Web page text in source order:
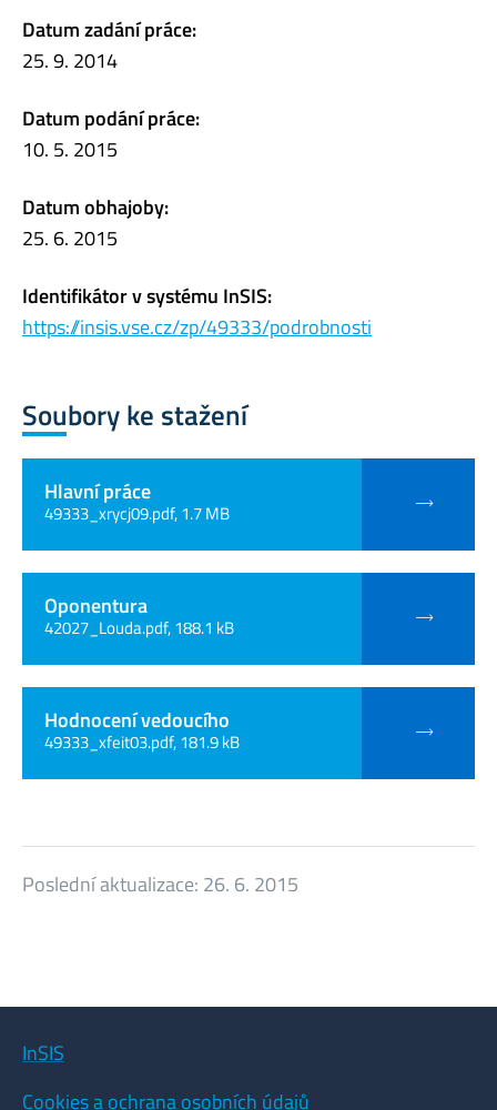
Datum zadání práce:
25. 9. 2014
Datum podání práce:
10. 5. 2015
Datum obhajoby:
25. 6. 2015
Identifikátor v systému InSIS:
https://insis.vse.cz/zp/49333/podrobnosti
Soubory ke stažení
Hlavní práce
49333_xrycj09.pdf, 1.7 MB
Oponentura
42027_Louda.pdf, 188.1 kB
Hodnocení vedoucího
49333_xfeit03.pdf, 181.9 kB
Poslední aktualizace: 26. 6. 2015
InSIS
Cookies a ochrana osobních údajů